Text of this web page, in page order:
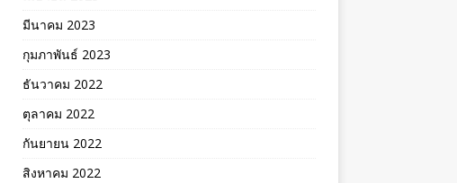
มีนาคม 2023
กุมภาพันธ์ 2023
ธันวาคม 2022
ตุลาคม 2022
กันยายน 2022
สิงหาคม 2022